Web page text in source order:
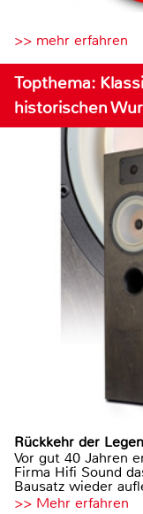
>> mehr erfahren
Topthema:
historischen
Rückkehr der
Vor gut 40 Jahren
Firma Hifi Sound
Bausatz wieder
>> Mehr erfahren